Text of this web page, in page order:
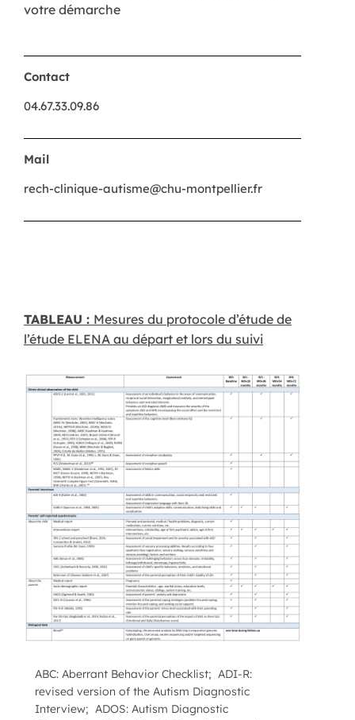
votre démarche
Contact
04.67.33.09.86
Mail
rech-clinique-autisme@chu-montpellier.fr
TABLEAU : Mesures du protocole d’étude de
l’étude ELENA au départ et lors du suivi
ABC: Aberrant Behavior Checklist; ADI-R:
revised version of the Autism Diagnostic
Interview; ADOS: Autism Diagnostic